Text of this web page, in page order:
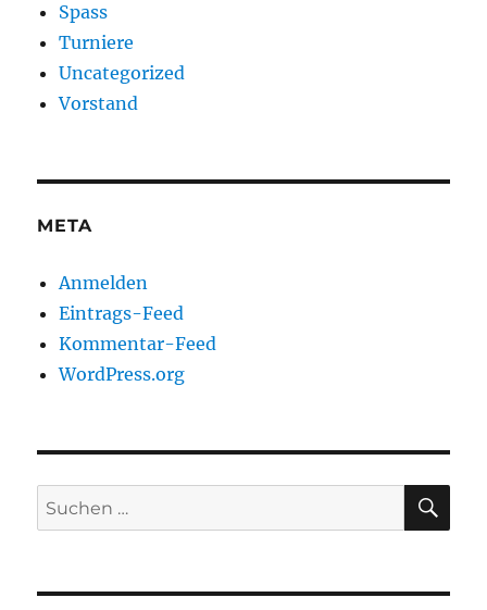
Spass
Turniere
Uncategorized
Vorstand
META
Anmelden
Eintrags-Feed
Kommentar-Feed
WordPress.org
Suchen
nach: